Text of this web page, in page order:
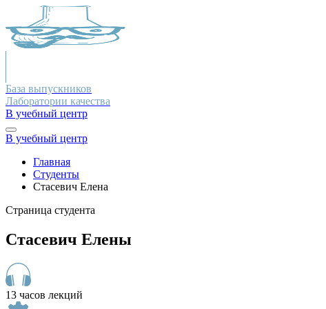
База выпускников
Лаборатории качества
В учебный центр
В учебный центр
Главная
Студенты
Стасевич Елена
Страница студента
Стасевич Елены
13 часов лекций